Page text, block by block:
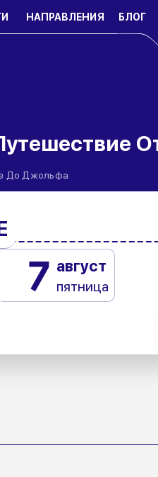
НАПРАВЛЕНИЯ БЛОГ
До Джольфа
7 август
пятница